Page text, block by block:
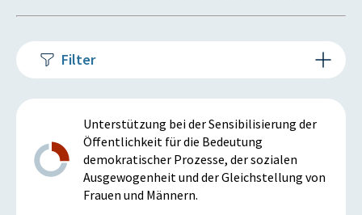
Filter
Unterstützung bei der Sensibilisierung der
Öffentlichkeit für die Bedeutung
demokratischer Prozesse, der sozialen
Ausgewogenheit und der Gleichstellung von
Frauen und Männern.